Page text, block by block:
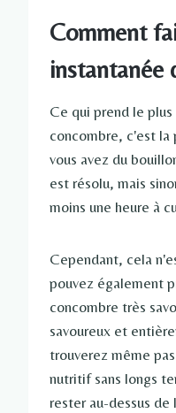
Comment
instantanée
Ce qui prend le
concombre, c'est la
vous avez du
est résolu, mais
moins une heure à
Cependant, cela
pouvez également
concombre très
savoureux et
trouverez même
nutritif sans longs
rester au-dessus de